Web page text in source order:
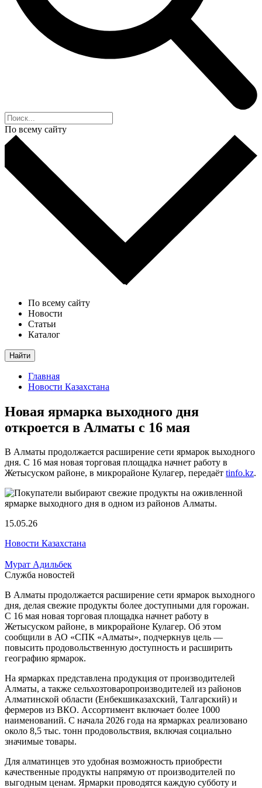
По всему сайту
По всему сайту
Новости
Статьи
Каталог
Найти
Главная
Новости Казахстана
Новая ярмарка выходного дня
откроется в Алматы с 16 мая
В Алматы продолжается расширение сети ярмарок выходного
дня. С 16 мая новая торговая площадка начнет работу в
Жетысуском районе, в микрорайоне Кулагер, передаёт tinfo.kz.
15.05.26
Новости Казахстана
Мурат Адильбек
Служба новостей
В Алматы продолжается расширение сети ярмарок выходного
дня, делая свежие продукты более доступными для горожан.
С 16 мая новая торговая площадка начнет работу в
Жетысуском районе, в микрорайоне Кулагер. Об этом
сообщили в АО «СПК «Алматы», подчеркнув цель —
повысить продовольственную доступность и расширить
географию ярмарок.
На ярмарках представлена продукция от производителей
Алматы, а также сельхозтоваропроизводителей из районов
Алматинской области (Енбекшиказахский, Талгарский) и
фермеров из ВКО. Ассортимент включает более 1000
наименований. С начала 2026 года на ярмарках реализовано
около 8,5 тыс. тонн продовольствия, включая социально
значимые товары.
Для алматинцев это удобная возможность приобрести
качественные продукты напрямую от производителей по
выгодным ценам. Ярмарки проводятся каждую субботу и